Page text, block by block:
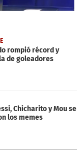
rompió récord y
de goleadores
Chicharito y Mou se
los memes